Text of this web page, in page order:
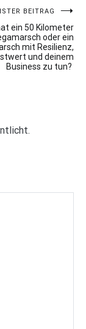
BEITRAG
ein 50 Kilometer
oder ein
mit Resilienz,
und deinem
Business zu tun?